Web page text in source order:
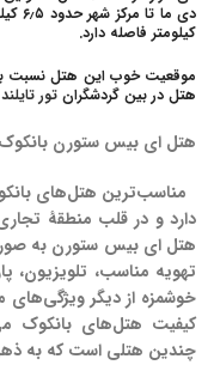
کیلومتر فاصله دارد.
موقعیت خوب این هتل نسبت
هتل در بین گردشگران تور تایلند
هتل ای بیس ستورن بانکوک
مناسب‌ترین هتل‌های
دارد و در قلب منطقهٔ
هتل ای بیس ستورن به
تهویه مناسب، تلویزیون،
خوشمزه از دیگر
کیفیت هتل‌های بانکوک
چندین هتلی است که به